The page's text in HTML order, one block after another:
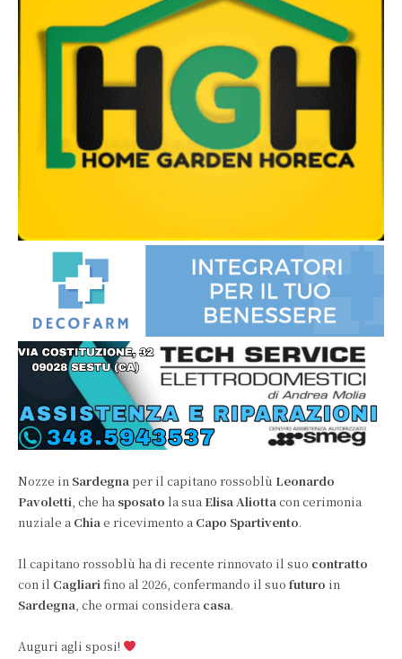
Nozze in Sardegnaper il capitano rossoblù Leonardo
Pavoletti, che ha sposato la sua Elisa Aliottacon cerimonia
nuziale a Chiae ricevimento a Capo Spartivento.
Il capitano rossoblù ha di recente rinnovato il suo contratto
con il Cagliarifino al 2026, confermando il suo futuro in
Sardegna, che ormai considera casa.
Auguri agli sposi!